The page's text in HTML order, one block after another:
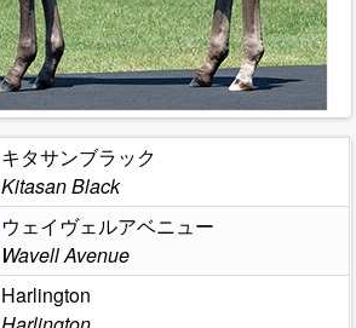
キタサンブラック
Kitasan Black
ウェイヴェルアベニュー
Wavell Avenue
Harlington